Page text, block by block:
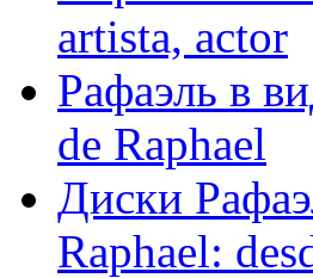
artista, actor
Рафаэль в
de Raphael
Диски
Raphael: